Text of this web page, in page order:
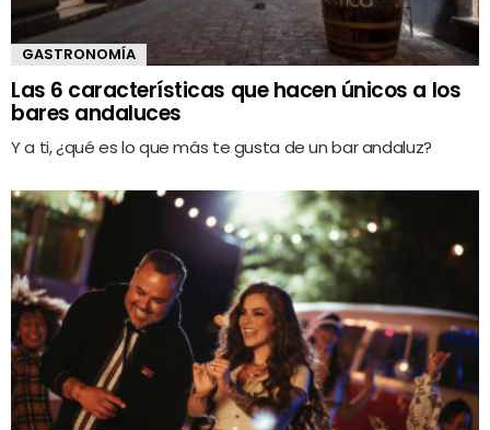
GASTRONOMÍA
Las 6 características que hacen únicos a los
bares andaluces
Y a ti, ¿qué es lo que más te gusta de un bar andaluz?